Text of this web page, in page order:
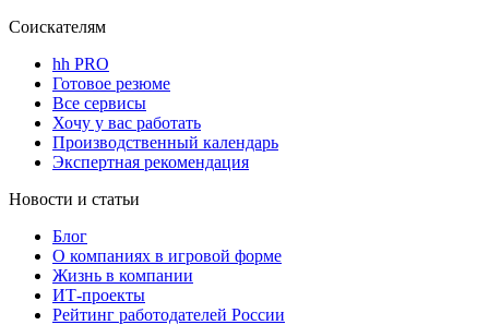
Соискателям
hh PRO
Готовое резюме
Все сервисы
Хочу у вас работать
Производственный календарь
Экспертная рекомендация
Новости и статьи
Блог
О компаниях в игровой форме
Жизнь в компании
ИТ-проекты
Рейтинг работодателей России